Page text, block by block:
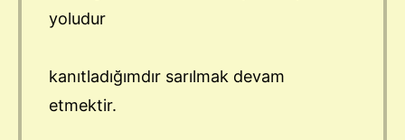
yoludur
kanıtladığımdır sarılmak devam
etmektir.